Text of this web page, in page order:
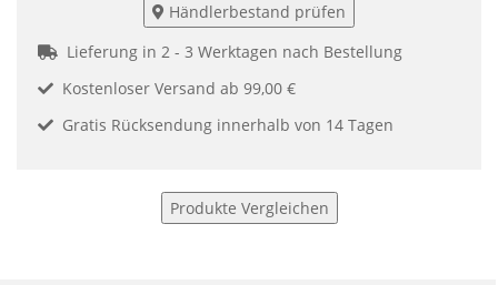
Händlerbestand prüfen
Lieferung in 2 - 3 Werktagen nach Bestellung
Kostenloser Versand ab 99,00 €
Gratis Rücksendung innerhalb von 14 Tagen
Produkte Vergleichen